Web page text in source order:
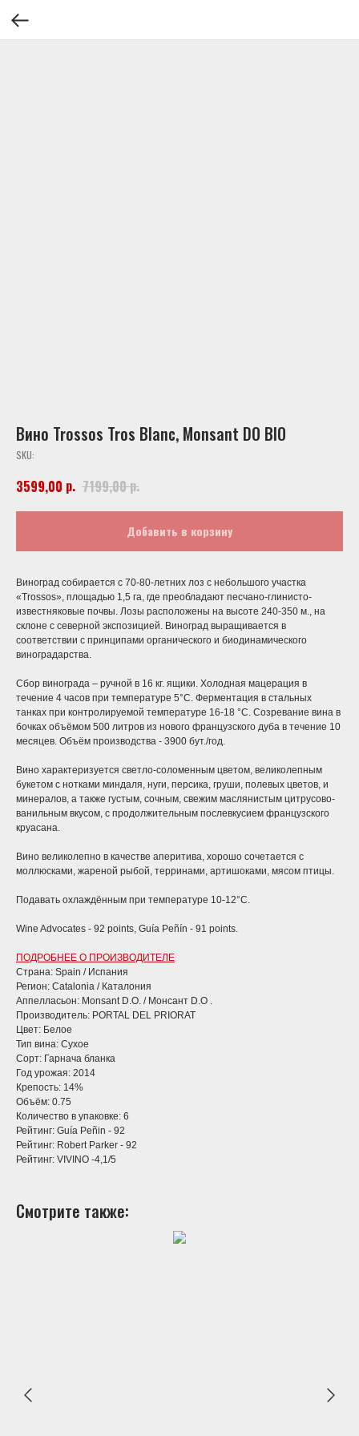
Вино Trossos Tros Blanc, Monsant DO BIO
SKU:
3599,00 р. 7199,00р.
Добавить в корзину
Виноград собирается с 70-80-летних лоз с небольшого участка
«Trossos», площадью 1,5 га, где преобладают песчано-глинисто-
известняковые почвы. Лозы расположены на высоте 240-350 м., на
склоне с северной экспозицией. Виноград выращивается в
соответствии с принципами органического и биодинамического
виноградарства.
Сбор винограда – ручной в 16 кг. ящики. Холодная мацерация в
течение 4 часов при температуре 5°С. Ферментация в стальных
танках при контролируемой температуре 16-18 °С. Созревание вина в
бочках объёмом 500 литров из нового французского дуба в течение 10
месяцев. Объём производства - 3900 бут./год.
Вино характеризуется светло-соломенным цветом, великолепным
букетом с нотками миндаля, нуги, персика, груши, полевых цветов, и
минералов, а также густым, сочным, свежим маслянистым цитрусово-
ванильным вкусом, с продолжительным послевкусием французского
круасана.
Вино великолепно в качестве аперитива, хорошо сочетается с
моллюсками, жареной рыбой, терринами, артишоками, мясом птицы.
Подавать охлаждённым при температуре 10-12°С.
Wine Advocates - 92 points, Guía Peñín - 91 points.
ПОДРОБНЕЕ О ПРОИЗВОДИТЕЛЕ
Страна: Spain / Испания
Регион: Catalonia / Каталония
Аппелласьон: Monsant D.O. / Монсант D.O .
Производитель: PORTAL DEL PRIORAT
Цвет: Белое
Тип вина: Сухое
Сорт: Гарнача бланка
Год урожая: 2014
Крепость: 14%
Объём: 0.75
Количество в упаковке: 6
Рейтинг: Guía Peñin - 92
Рейтинг: Robert Parker - 92
Рейтинг: VIVINO -4,1/5
Смотрите также: